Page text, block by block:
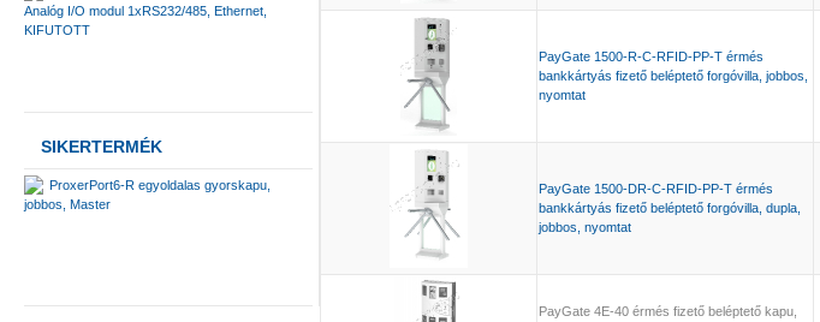
Analóg I/O modul 1xRS232/485, Ethernet,
KIFUTOTT
SIKERTERMÉK
ProxerPort6-R egyoldalas gyorskapu,
jobbos, Master
PayGate 1500-R-C-RFID-PP-T érmés
bankkártyás fizető beléptető forgóvilla, jobbos,
nyomtat
PayGate 1500-DR-C-RFID-PP-T érmés
bankkártyás fizető beléptető forgóvilla, dupla,
jobbos, nyomtat
PayGate 4E-40 érmés fizető beléptető kapu,